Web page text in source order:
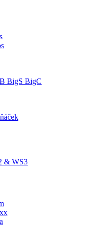
BigS BigC
& WS3